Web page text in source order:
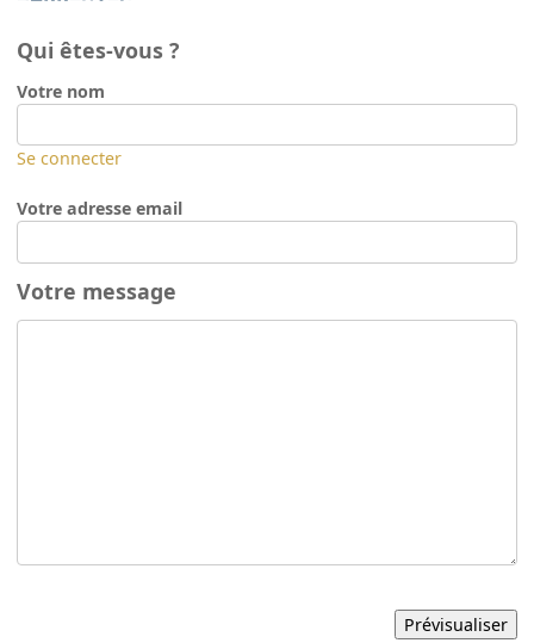
Qui êtes-vous ?
Votre nom
Se connecter
Votre adresse email
Votre message